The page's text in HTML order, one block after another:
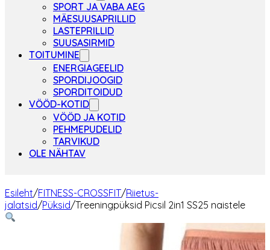
SPORT JA VABA AEG
MÄESUUSAPRILLID
LASTEPRILLID
SUUSASIRMID
TOITUMINE
ENERGIAGEELID
SPORDIJOOGID
SPORDITOIDUD
VÖÖD-KOTID
VÖÖD JA KOTID
PEHMEPUDELID
TARVIKUD
OLE NÄHTAV
Esileht/FITNESS-CROSSFIT/Riietus-
jalatsid/Püksid/Treeningpüksid Picsil 2in1 SS25 naistele